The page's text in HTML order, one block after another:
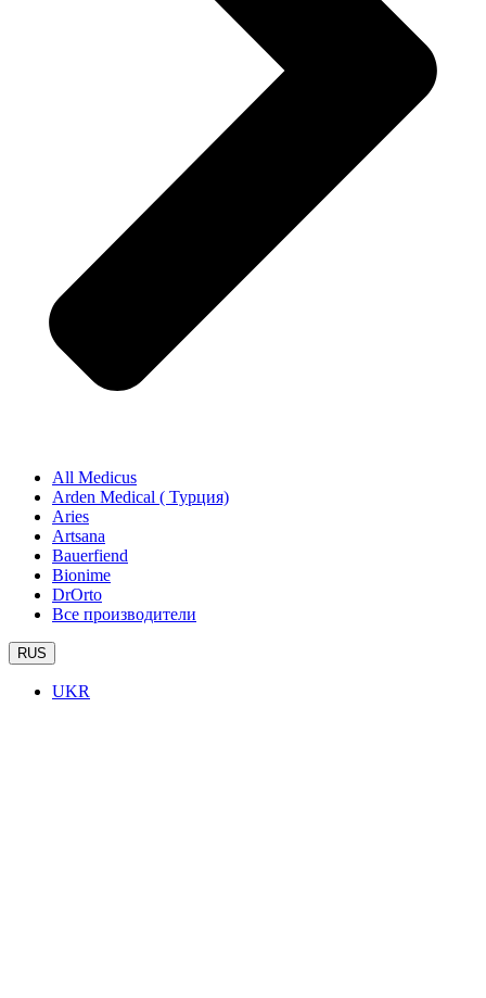
All Medicus
Arden Medical ( Турция)
Aries
Artsana
Bauerfiend
Bionime
DrOrto
Все производители
RUS
UKR